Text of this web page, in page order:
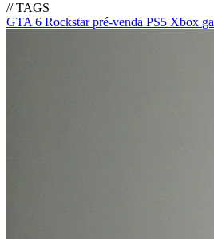
// TAGS
GTA 6 Rockstarpré-venda PS5 Xbox